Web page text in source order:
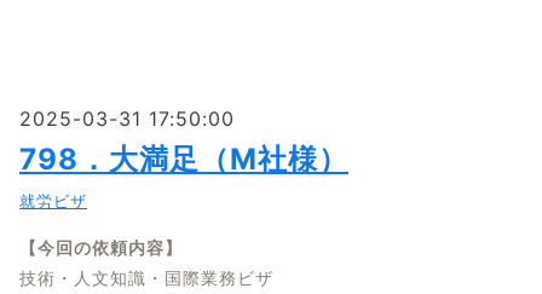
2025-03-31 17:50:00
798．大満足（M社様）
就労ビザ
【今回の依頼内容】
技術・人文知識・国際業務ビザ